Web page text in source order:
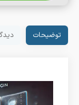
توضیحات